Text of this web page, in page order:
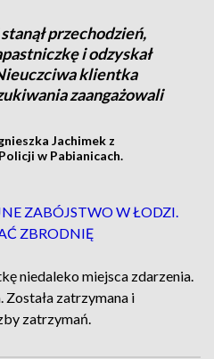
przechodzień,
i odzyskał
klientka
zaangażowali
Jachimek z
w Pabianicach.
ZABÓJSTWO W ŁODZI.
ZBRODNIĘ
niedaleko miejsca zdarzenia.
Została zatrzymana i
zatrzymań.